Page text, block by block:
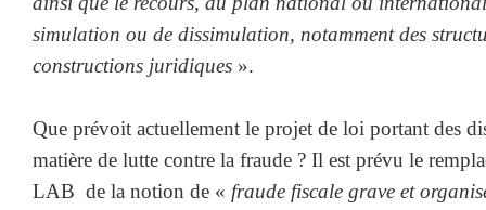
simulation ou de dissimulation, notamment des
constructions juridiques ».
Que prévoit actuellement le projet de loi portant des
matière de lutte contre la fraude ? Il est prévu le
LAB de la notion de « fraude fiscale grave et